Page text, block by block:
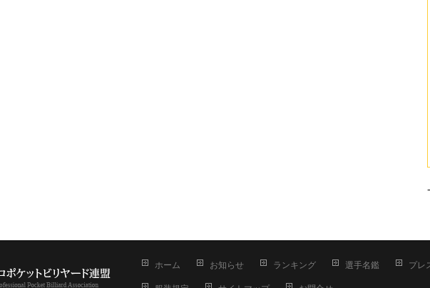
ホーム お知らせ ランキング 選手名鑑 プレ